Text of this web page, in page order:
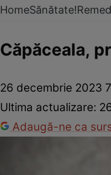
HomeSănătate!
Căpăceala,
26 decembrie 2023
Ultima actualizare:
Adaugă-ne ca